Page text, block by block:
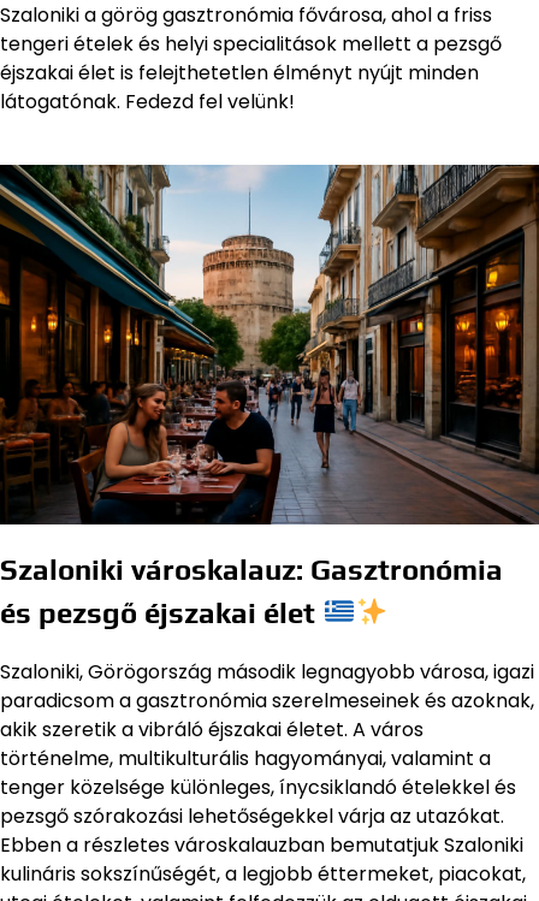
Szaloniki a görög gasztronómia fővárosa, ahol a friss
tengeri ételek és helyi specialitások mellett a pezsgő
éjszakai élet is felejthetetlen élményt nyújt minden
látogatónak. Fedezd fel velünk!
Szaloniki városkalauz: Gasztronómia
és pezsgő éjszakai élet
Szaloniki, Görögország második legnagyobb városa, igazi
paradicsom a gasztronómia szerelmeseinek és azoknak,
akik szeretik a vibráló éjszakai életet. A város
történelme, multikulturális hagyományai, valamint a
tenger közelsége különleges, ínycsiklandó ételekkel és
pezsgő szórakozási lehetőségekkel várja az utazókat.
Ebben a részletes városkalauzban bemutatjuk Szaloniki
kulináris sokszínűségét, a legjobb éttermeket, piacokat,